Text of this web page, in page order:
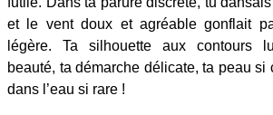
et le vent doux et agréable gonflait
légère. Ta silhouette aux contours
beauté, ta démarche délicate, ta peau si
dans l’eau si rare !